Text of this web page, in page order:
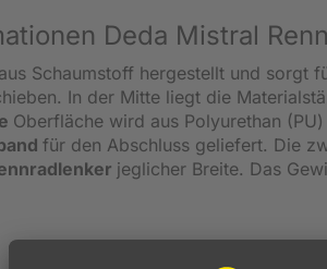
Deda Mistral
Schaumstoff hergestellt und sorgt
In der Mitte liegt die
Oberfläche wird aus Polyurethan
für den Abschluss geliefert. Die
jeglicher Breite. Das